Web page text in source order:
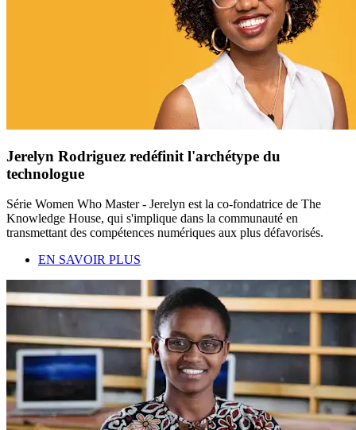
Jerelyn Rodriguez redéfinit l'archétype du
technologue
Série Women Who Master - Jerelyn est la co-fondatrice de The
Knowledge House, qui s'implique dans la communauté en
transmettant des compétences numériques aux plus défavorisés.
EN SAVOIR PLUS